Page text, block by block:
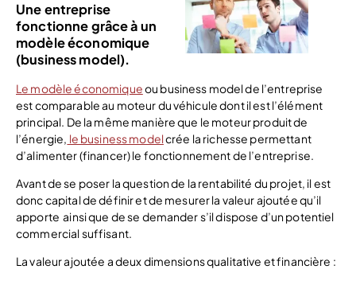
Une entreprise
fonctionne grâce à un
modèle économique
(business model).
Le modèle économiqueou business model de l’entreprise
est comparable au moteur du véhicule dont il est l’élément
principal. De la même manière que le moteur produit de
l’énergie, le business modelcrée la richesse permettant
d’alimenter (financer) le fonctionnement de l’entreprise.
Avant de se poser la question de la rentabilité du projet, il est
donc capital de définir et de mesurer la valeur ajoutée qu’il
apporte ainsi que de se demander s’il dispose d’un potentiel
commercial suffisant.
La valeur ajoutée a deux dimensions qualitative et financière :